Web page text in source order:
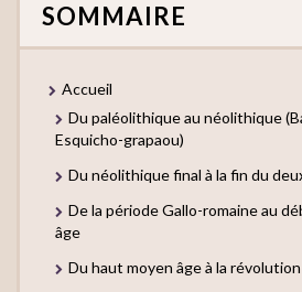
SOMMAIRE
Accueil
Du paléolithique au néolithique
Esquicho-grapaou)
Du néolithique final à la fin du
De la période Gallo-romaine au
âge
Du haut moyen âge à la révolution